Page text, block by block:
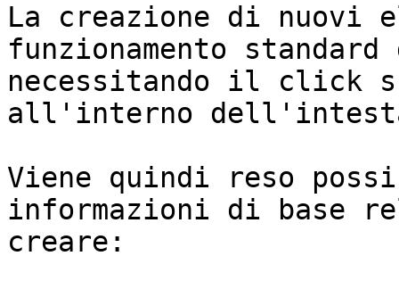
La creazione di nuovi
funzionamento
necessitando il click
all'interno
Viene quindi reso
informazioni di base
creare: